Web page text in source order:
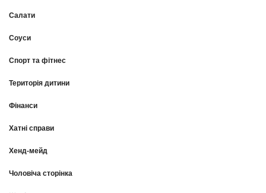
Салати
Соуси
Спорт та фітнес
Територія дитини
Фінанси
Хатні справи
Хенд-мейд
Чоловіча сторінка